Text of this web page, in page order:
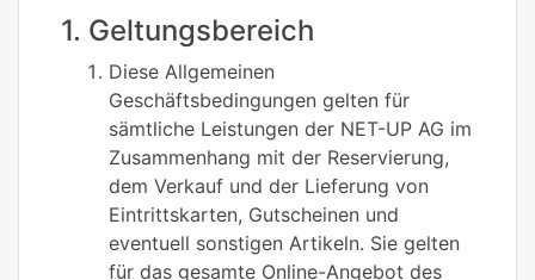
1. Geltungsbereich
Diese Allgemeinen
Geschäftsbedingungen gelten für
sämtliche Leistungen der NET-UP AG im
Zusammenhang mit der Reservierung,
dem Verkauf und der Lieferung von
Eintrittskarten, Gutscheinen und
eventuell sonstigen Artikeln. Sie gelten
für das gesamte Online-Angebot des